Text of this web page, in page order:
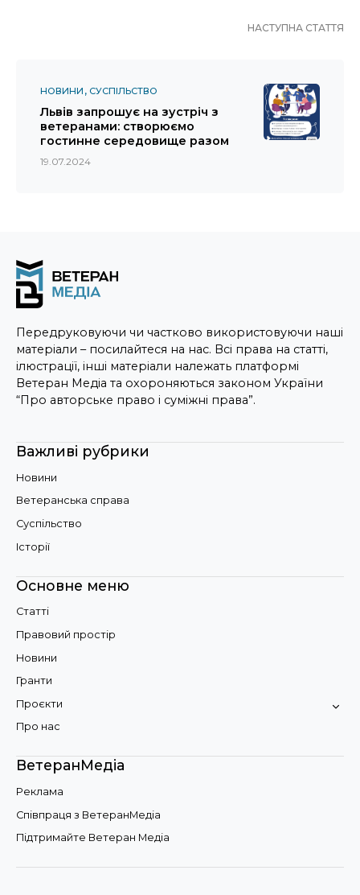
НАСТУПНА СТАТТЯ
НОВИНИ СУСПІЛЬСТВО
Львів запрошує на зустріч з
ветеранами: створюємо
гостинне середовище разом
19.07.2024
Передруковуючи чи частково використовуючи наші
матеріали – посилайтеся на нас. Всі права на статті,
ілюстрації, інші матеріали належать платформі
Ветеран Медіа та охороняються законом України
“Про авторське право і суміжні права”.
Важливі рубрики
Новини
Ветеранська справа
Суспільство
Історії
Основне меню
Статті
Правовий простір
Новини
Гранти
Проєкти
Про нас
ВетеранМедіа
Реклама
Співпраця з ВетеранМедіа
Підтримайте Ветеран Медіа